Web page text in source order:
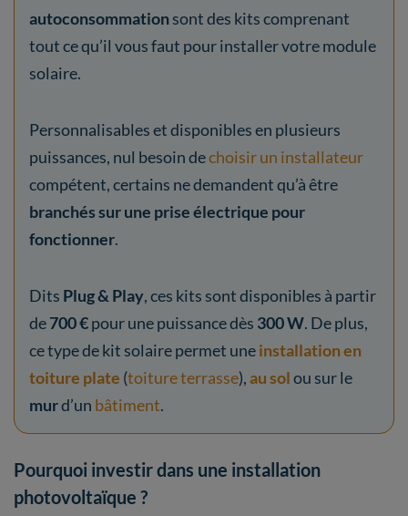
autoconsommationsont des kits comprenant
tout ce qu’il vous faut pour installer votre module
solaire.
Personnalisables et disponibles en plusieurs
puissances, nul besoin dechoisir un installateur
compétent, certains ne demandent qu’à être
branchés sur une prise électrique pour
fonctionner.
Dits Plug & Play, ces kits sont disponibles à partir
de700 €pour une puissance dès 300 W. De plus,
ce type de kit solaire permet uneinstallation en
toiture plate (toiture terrasse),au solou sur le
murd’un bâtiment.
Pourquoi investir dans une installation
photovoltaïque ?